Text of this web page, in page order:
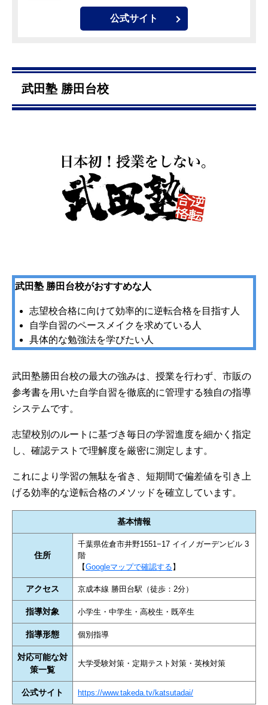
公式サイト
武田塾 勝田台校
武田塾 勝田台校がおすすめな人
志望校合格に向けて効率的に逆転合格を目指す人
自学自習のペースメイクを求めている人
具体的な勉強法を学びたい人
武田塾勝田台校の最大の強みは、授業を行わず、市販の
参考書を用いた自学自習を徹底的に管理する独自の指導
システムです。
志望校別のルートに基づき毎日の学習進度を細かく指定
し、確認テストで理解度を厳密に測定します。
これにより学習の無駄を省き、短期間で偏差値を引き上
げる効率的な逆転合格のメソッドを確立しています。
基本情報
住所
千葉県佐倉市井野1551−17 イイノガーデンビル 3
階
【Googleマップで確認する 】
アクセス 京成本線 勝田台駅（徒歩：2分）
指導対象 小学生・中学生・高校生・既卒生
指導形態 個別指導
対応可能な対
策一覧
大学受験対策・定期テスト対策・英検対策
公式サイト https://www.takeda.tv/katsutadai/